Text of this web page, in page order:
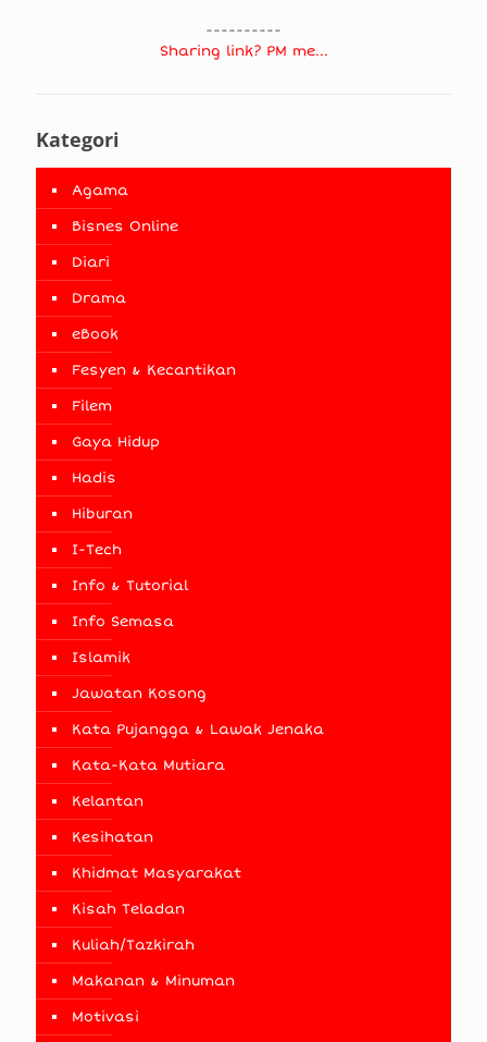
----------
Sharing link? PM me...
Kategori
Agama
Bisnes Online
Diari
Drama
eBook
Fesyen & Kecantikan
Filem
Gaya Hidup
Hadis
Hiburan
I-Tech
Info & Tutorial
Info Semasa
Islamik
Jawatan Kosong
Kata Pujangga & Lawak Jenaka
Kata-Kata Mutiara
Kelantan
Kesihatan
Khidmat Masyarakat
Kisah Teladan
Kuliah/Tazkirah
Makanan & Minuman
Motivasi